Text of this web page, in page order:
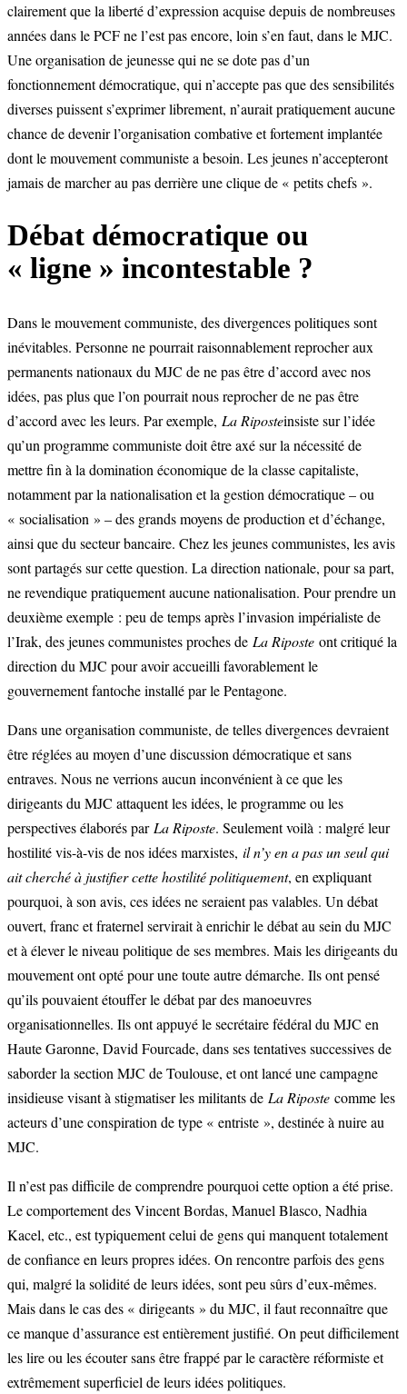
clairement que la liberté d’expression acquise depuis de nombreuses
années dans le PCF ne l’est pas encore, loin s’en faut, dans le MJC.
Une organisation de jeunesse qui ne se dote pas d’un
fonctionnement démocratique, qui n’accepte pas que des sensibilités
diverses puissent s’exprimer librement, n’aurait pratiquement aucune
chance de devenir l’organisation combative et fortement implantée
dont le mouvement communiste a besoin. Les jeunes n’accepteront
jamais de marcher au pas derrière une clique de « petits chefs ».
Débat démocratique ou
« ligne » incontestable ?
Dans le mouvement communiste, des divergences politiques sont
inévitables. Personne ne pourrait raisonnablement reprocher aux
permanents nationaux du MJC de ne pas être d’accord avec nos
idées, pas plus que l’on pourrait nous reprocher de ne pas être
d’accord avec les leurs. Par exemple, La Riposteinsiste sur l’idée
qu’un programme communiste doit être axé sur la nécessité de
mettre fin à la domination économique de la classe capitaliste,
notamment par la nationalisation et la gestion démocratique – ou
« socialisation » – des grands moyens de production et d’échange,
ainsi que du secteur bancaire. Chez les jeunes communistes, les avis
sont partagés sur cette question. La direction nationale, pour sa part,
ne revendique pratiquement aucune nationalisation. Pour prendre un
deuxième exemple : peu de temps après l’invasion impérialiste de
l’Irak, des jeunes communistes proches de La Riposte ont critiqué la
direction du MJC pour avoir accueilli favorablement le
gouvernement fantoche installé par le Pentagone.
Dans une organisation communiste, de telles divergences devraient
être réglées au moyen d’une discussion démocratique et sans
entraves. Nous ne verrions aucun inconvénient à ce que les
dirigeants du MJC attaquent les idées, le programme ou les
perspectives élaborés par La Riposte. Seulement voilà : malgré leur
hostilité vis-à-vis de nos idées marxistes, il n’y en a pas un seul qui
ait cherché à justifier cette hostilité politiquement, en expliquant
pourquoi, à son avis, ces idées ne seraient pas valables. Un débat
ouvert, franc et fraternel servirait à enrichir le débat au sein du MJC
et à élever le niveau politique de ses membres. Mais les dirigeants du
mouvement ont opté pour une toute autre démarche. Ils ont pensé
qu’ils pouvaient étouffer le débat par des manoeuvres
organisationnelles. Ils ont appuyé le secrétaire fédéral du MJC en
Haute Garonne, David Fourcade, dans ses tentatives successives de
saborder la section MJC de Toulouse, et ont lancé une campagne
insidieuse visant à stigmatiser les militants de La Riposte comme les
acteurs d’une conspiration de type « entriste », destinée à nuire au
MJC.
Il n’est pas difficile de comprendre pourquoi cette option a été prise.
Le comportement des Vincent Bordas, Manuel Blasco, Nadhia
Kacel, etc., est typiquement celui de gens qui manquent totalement
de confiance en leurs propres idées. On rencontre parfois des gens
qui, malgré la solidité de leurs idées, sont peu sûrs d’eux-mêmes.
Mais dans le cas des « dirigeants » du MJC, il faut reconnaître que
ce manque d’assurance est entièrement justifié. On peut difficilement
les lire ou les écouter sans être frappé par le caractère réformiste et
extrêmement superficiel de leurs idées politiques.